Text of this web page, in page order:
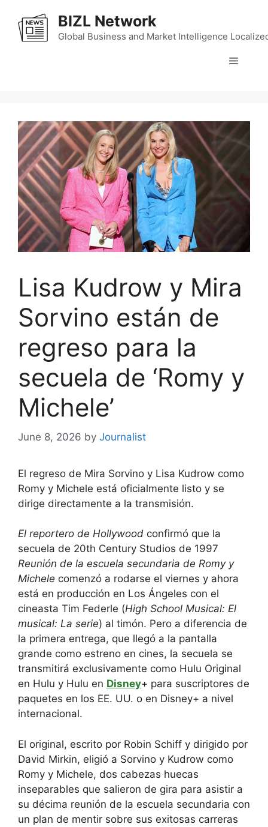
content
BIZL Network
Global Business and Market Intelligence
Menu
Lisa Kudrow y Mira
Sorvino están de
regreso para la
secuela de ‘Romy y
Michele’
June 8, 2026 by Journalist
El regreso de Mira Sorvino y Lisa Kudrow como
Romy y Michele está oficialmente listo y se
dirige directamente a la transmisión.
El reportero de Hollywood confirmó que la
secuela de 20th Century Studios de 1997
Reunión de la escuela secundaria de Romy y
Michele comenzó a rodarse el viernes y ahora
está en producción en Los Ángeles con el
cineasta Tim Federle (High School Musical: El
musical: La serie) al timón. Pero a diferencia de
la primera entrega, que llegó a la pantalla
grande como estreno en cines, la secuela se
transmitirá exclusivamente como Hulu Original
en Hulu y Hulu en Disney+ para suscriptores de
paquetes en los EE. UU. o en Disney+ a nivel
internacional.
El original, escrito por Robin Schiff y dirigido por
David Mirkin, eligió a Sorvino y Kudrow como
Romy y Michele, dos cabezas huecas
inseparables que salieron de gira para asistir a
su décima reunión de la escuela secundaria con
un plan de mentir sobre sus exitosas carreras